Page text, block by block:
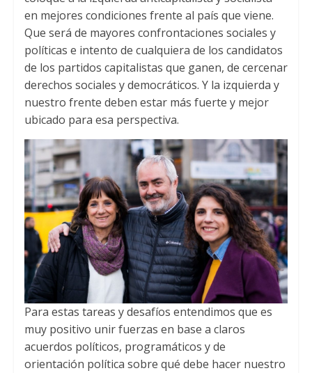
en mejores condiciones frente al país que viene.
Que será de mayores confrontaciones sociales y
políticas e intento de cualquiera de los candidatos
de los partidos capitalistas que ganen, de cercenar
derechos sociales y democráticos. Y la izquierda y
nuestro frente deben estar más fuerte y mejor
ubicado para esa perspectiva.
Para estas tareas y desafíos entendimos que es
muy positivo unir fuerzas en base a claros
acuerdos políticos, programáticos y de
orientación política sobre qué debe hacer nuestro